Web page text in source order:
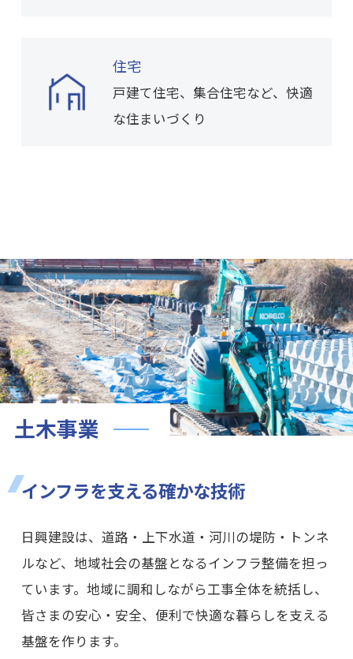
住宅
戸建て住宅、集合住宅など、快適
な住まいづくり
土木事業
インフラを支える確かな技術
日興建設は、道路・上下水道・河川の堤防・トンネ
ルなど、地域社会の基盤となるインフラ整備を担っ
ています。地域に調和しながら工事全体を統括し、
皆さまの安心・安全、便利で快適な暮らしを支える
基盤を作ります。